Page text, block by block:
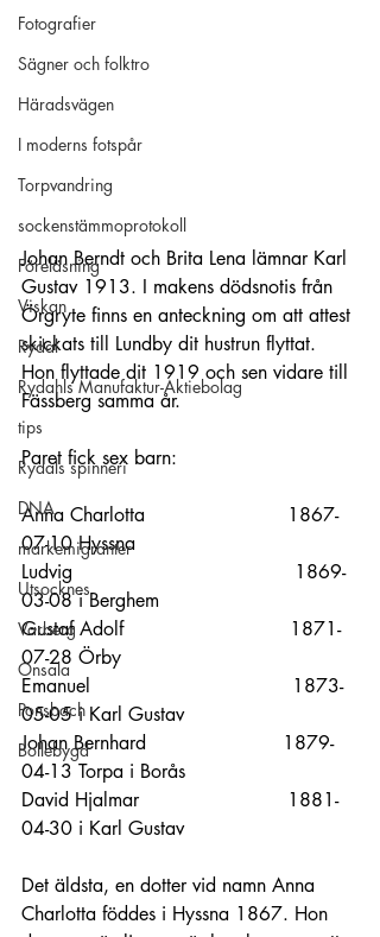
Fotografier
Sägner och folktro
Häradsvägen
I moderns fotspår
Torpvandring
sockenstämmoprotokoll
Föreläsning
Viskan
Rydal
Rydahls Manufaktur-Aktiebolag
tips
Rydals spinneri
DNA
markemigranter
Utsocknes
Varberg
Onsala
Ponsbach
Bollebygd
Johan Berndt och Brita Lena lämnar Karl
Gustav 1913. I makens dödsnotis från
Örgryte finns en anteckning om att attest
skickats till Lundby dit hustrun flyttat.
Hon flyttade dit 1919 och sen vidare till
Fässberg samma år.
Paret fick sex barn:
Anna Charlotta                        1867-
07-10 Hyssna
Ludvig 	                              1869-
03-08 i Berghem
Gustaf Adolf                            1871-
07-28 Örby
Emanuel                                  1873-
05-05 i Karl Gustav
Johan Bernhard                       1879-
04-13 Torpa i Borås
David Hjalmar                         1881-
04-30 i Karl Gustav
Det äldsta, en dotter vid namn Anna
Charlotta föddes i Hyssna 1867. Hon